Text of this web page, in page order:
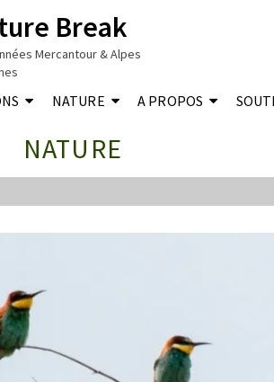
Break
Mercantour & Alpes
NATURE A PROPOS
NATURE